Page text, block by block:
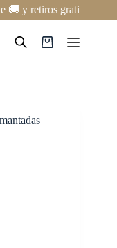
🚚 y retiros gratis en
Carro